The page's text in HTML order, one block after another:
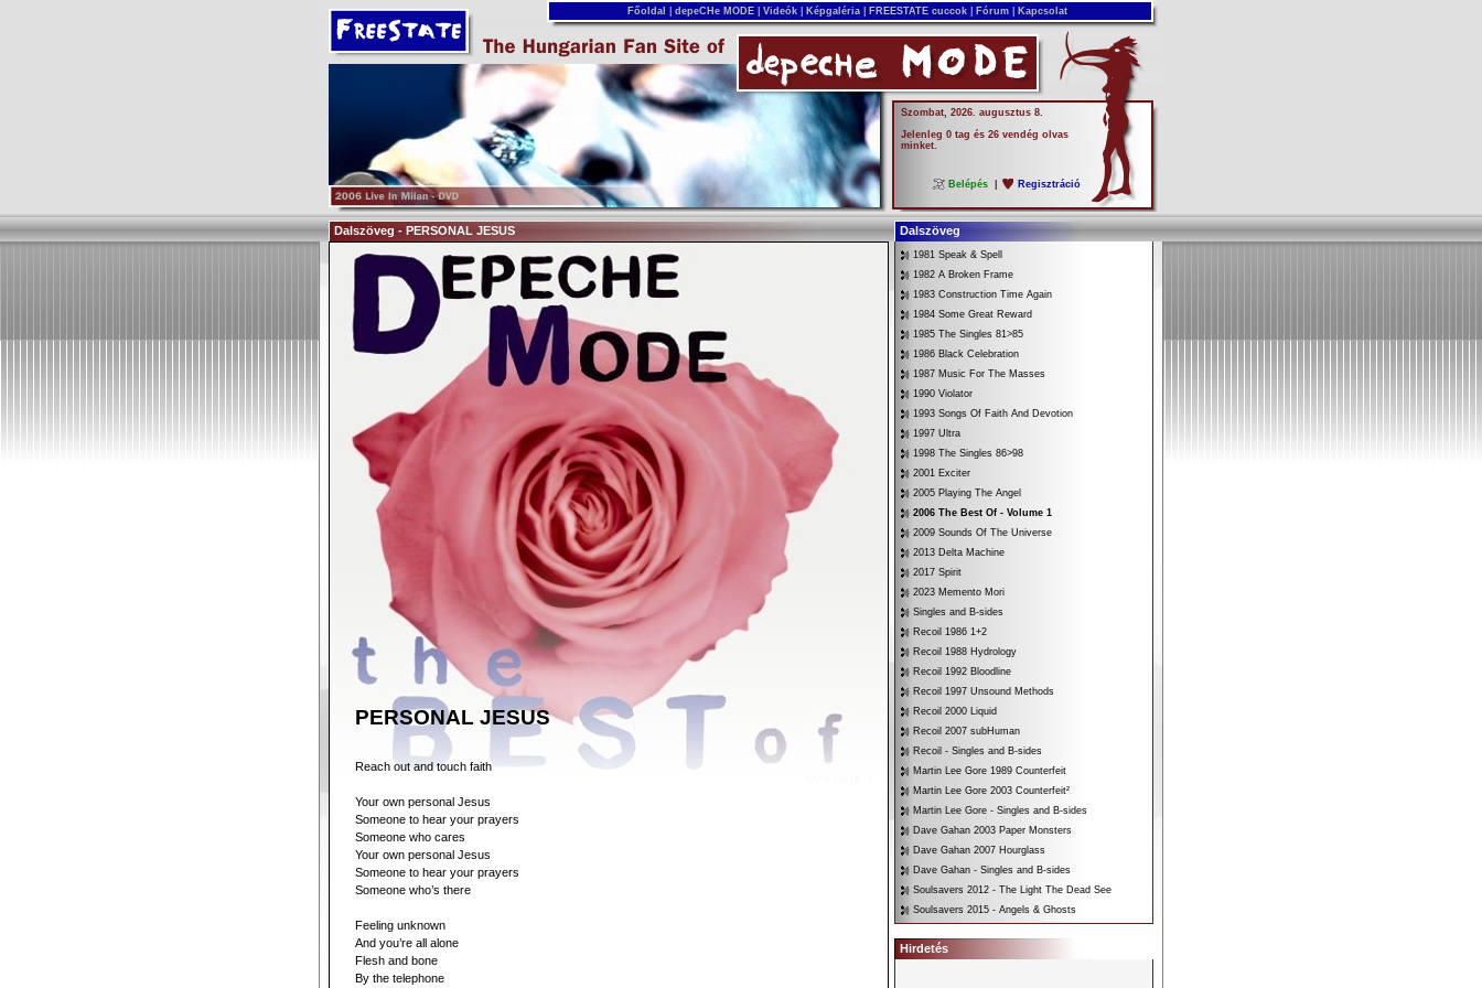
Főoldal depeCHe MODE Videók Képgaléria FREESTATE cuccok Fórum Kapcsolat
Szombat, 2026. augusztus 8.
Jelenleg 0 tag és 26 vendég olvas
minket.
Belépés Regisztráció
Dalszöveg - PERSONAL JESUS Dalszöveg
PERSONAL JESUS
Reach out and touch faith
Your own personal Jesus
Someone to hear your prayers
Someone who cares
Your own personal Jesus
Someone to hear your prayers
Someone who’s there
Feeling unknown
And you’re all alone
Flesh and bone
By the telephone
1981 Speak & Spell
1982 A Broken Frame
1983 Construction Time Again
1984 Some Great Reward
1985 The Singles 81>85
1986 Black Celebration
1987 Music For The Masses
1990 Violator
1993 Songs Of Faith And Devotion
1997 Ultra
1998 The Singles 86>98
2001 Exciter
2005 Playing The Angel
2006 The Best Of - Volume 1
2009 Sounds Of The Universe
2013 Delta Machine
2017 Spirit
2023 Memento Mori
Singles and B-sides
Recoil 1986 1+2
Recoil 1988 Hydrology
Recoil 1992 Bloodline
Recoil 1997 Unsound Methods
Recoil 2000 Liquid
Recoil 2007 subHuman
Recoil - Singles and B-sides
Martin Lee Gore 1989 Counterfeit
Martin Lee Gore 2003 Counterfeit²
Martin Lee Gore - Singles and B-sides
Dave Gahan 2003 Paper Monsters
Dave Gahan 2007 Hourglass
Dave Gahan - Singles and B-sides
Soulsavers 2012 - The Light The Dead See
Soulsavers 2015 - Angels & Ghosts
Hirdetés